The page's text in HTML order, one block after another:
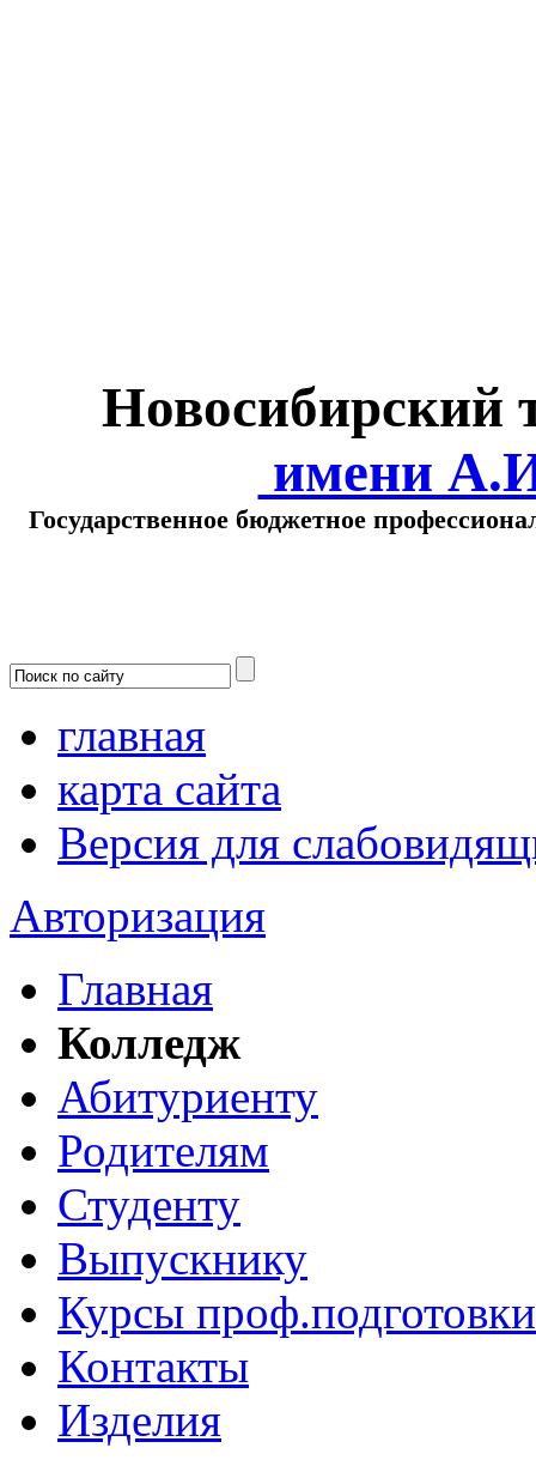
Новосибирский
имени
Государственное бюджетное
главная
карта сайта
Версия для
Авторизация
Главная
Колледж
Абитуриенту
Родителям
Студенту
Выпускнику
Курсы проф.подготовки
Контакты
Изделия